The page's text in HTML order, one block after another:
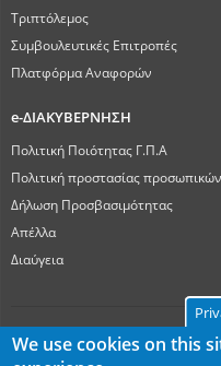
Τριπτόλεμος
Συμβουλευτικές Επιτροπές
Πλατφόρμα Αναφορών
e-ΔΙΑΚΥΒΕΡΝΗΣΗ
Πολιτική Ποιότητας Γ.Π.Α
Πολιτική προστασίας
Δήλωση Προσβασιμότητας
Απέλλα
Διαύγεια
We use cookies on this